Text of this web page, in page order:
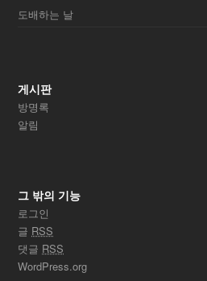
도배하는 날
게시판
방명록
알림
그 밖의 기능
로그인
글 RSS
댓글 RSS
WordPress.org